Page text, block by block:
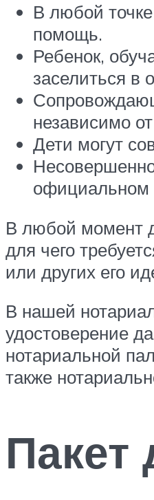
В любой
помощь.
Ребенок,
заселиться в
независимо
Дети могут
официальном
В любой момент
для чего
или других его
В нашей
удостоверение
нотариальной
также
Пакет